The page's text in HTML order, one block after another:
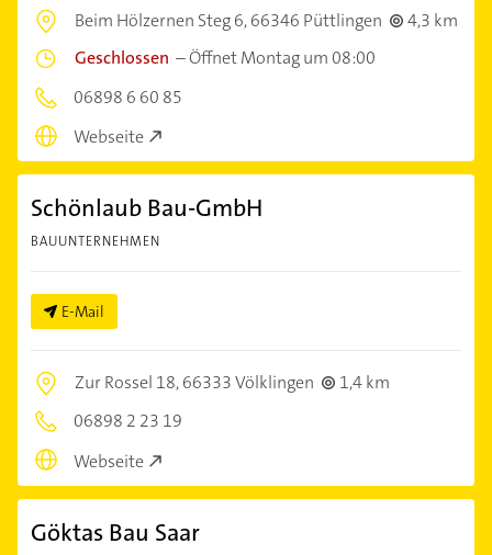
Beim Hölzernen Steg 6,66346 Püttlingen
4,3 km
Geschlossen –Öffnet Montag um 08:00
06898 6 60 85
Webseite
Schönlaub Bau-GmbH
BAUUNTERNEHMEN
E-Mail
Zur Rossel 18,66333 Völklingen
1,4 km
06898 2 23 19
Webseite
Göktas Bau Saar